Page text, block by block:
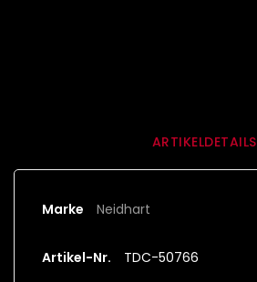
ARTIKELDETAILS
Marke Neidhart
Artikel-Nr.
TDC-50766